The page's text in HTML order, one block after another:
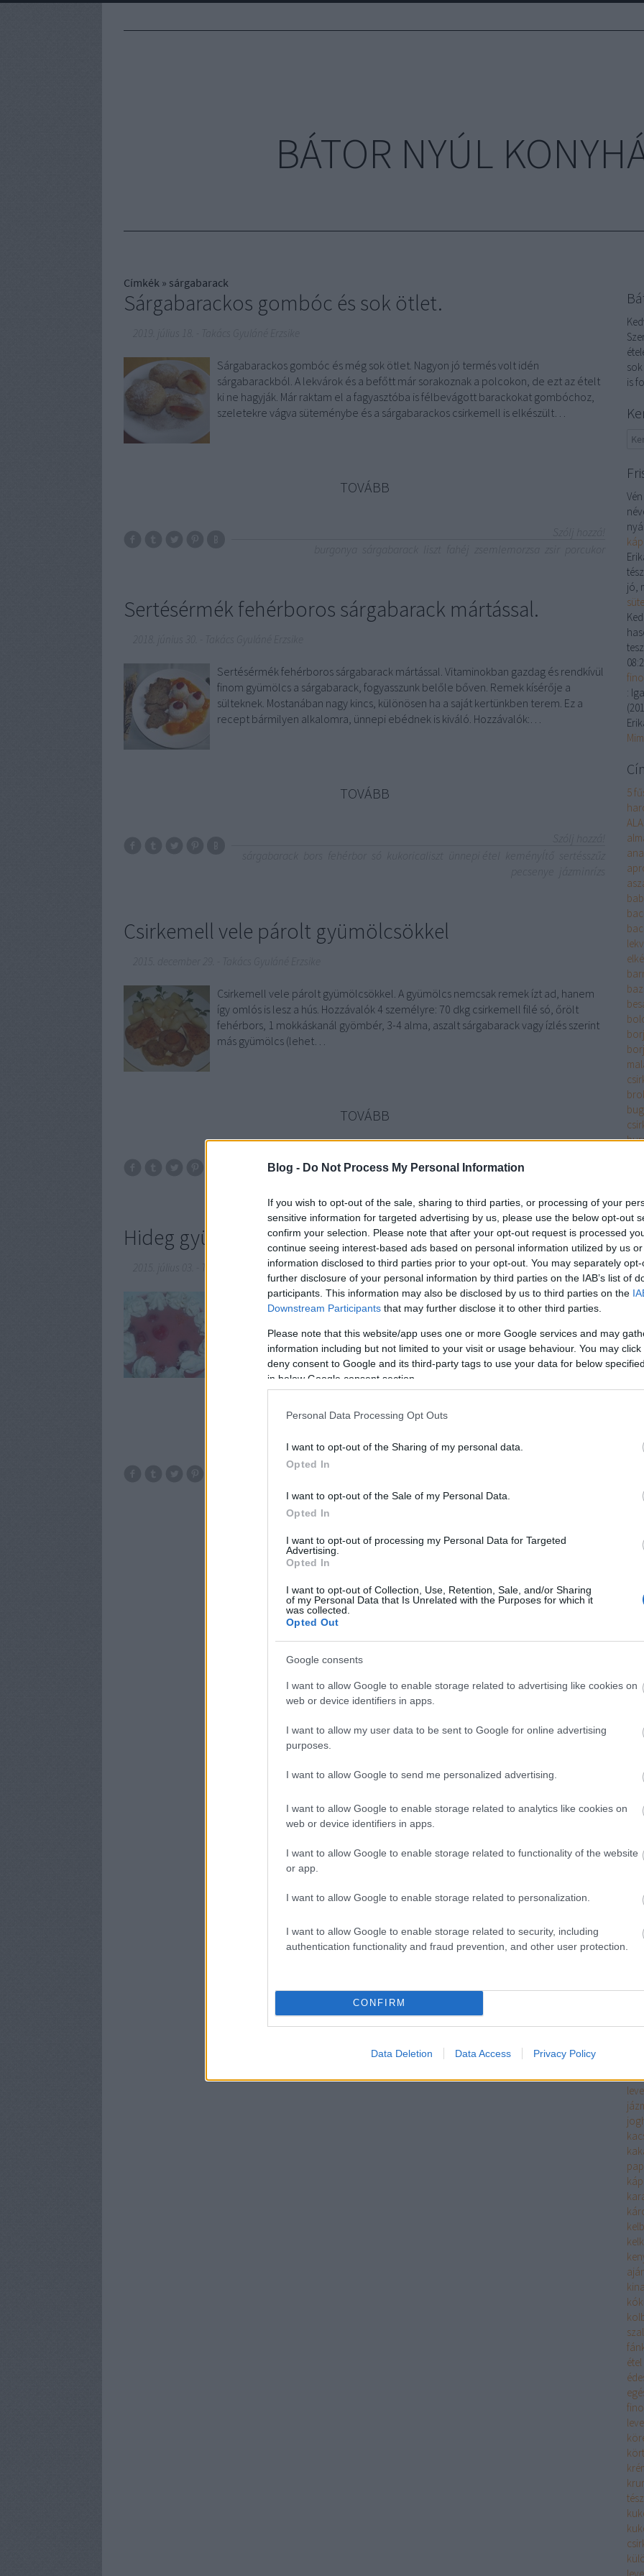
Blog - Do Not Process My Personal Information
If you wish to opt-out of the sale, sharing to third parties, or processing of your
sensitive information for targeted advertising by us, please use the below opt-out
confirm your selection. Please note that after your opt-out request is processed
continue seeing interest-based ads based on personal information utilized by us
information disclosed to third parties prior to your opt-out. You may separately
further disclosure of your personal information by third parties on the IAB’s list of
participants. This information may also be disclosed by us to third parties on the
Downstream Participants that may further disclose it to other third parties.
Please note that this website/app uses one or more Google services and may
information including but not limited to your visit or usage behaviour. You may
deny consent to Google and its third-party tags to use your data for below
in below Google consent section.
Personal Data Processing Opt Outs
I want to opt-out of the Sharing of my personal data.
Opted In
I want to opt-out of the Sale of my Personal Data.
Opted In
I want to opt-out of processing my Personal Data for Targeted
Advertising.
Opted In
I want to opt-out of Collection, Use, Retention, Sale, and/or Sharing
of my Personal Data that Is Unrelated with the Purposes for which it
was collected.
Opted Out
Google consents
I want to allow Google to enable storage related to advertising like cookies on
web or device identifiers in apps.
I want to allow my user data to be sent to Google for online advertising
purposes.
I want to allow Google to send me personalized advertising.
I want to allow Google to enable storage related to analytics like cookies on
web or device identifiers in apps.
I want to allow Google to enable storage related to functionality of the website
or app.
I want to allow Google to enable storage related to personalization.
I want to allow Google to enable storage related to security, including
authentication functionality and fraud prevention, and other user protection.
CONFIRM
Data Deletion Data Access Privacy Policy
BÁTOR NYÚL
Címkék » sárgabarack
Sárgabarackos gombóc és sok ötlet.
Sárgabarackos gombóc és még sok ötlet. Nagyon jó termés volt idén
sárgabarackból. A lekvárok és a befőtt már sorakoznak a polcokon, de ezt az ételt
ki ne hagyják. Már raktam el a fagyasztóba is félbevágott barackokat gombóchoz,
szeletekre vágva süteménybe és a sárgabarackos csirkemell is elkészült…
TOVÁBB
Sertésérmék fehérboros sárgabarack mártással.
Sertésérmék fehérboros sárgabarack mártással. Vitaminokban gazdag és rendkívül
finom gyümölcs a sárgabarack, fogyasszunk belőle bőven. Remek kísérője a
sülteknek. Mostanában nagy kincs, különösen ha a saját kertünkben terem. Ez a
recept bármilyen alkalomra, ünnepi ebédnek is kiváló. Hozzávalók:…
TOVÁBB
Csirkemell vele párolt gyümölcsökkel
Csirkemell vele párolt gyümölcsökkel. A gyümölcs nemcsak remek ízt ad, hanem
így omlós is lesz a hús. Hozzávalók 4 személyre: 70 dkg csirkemell filé só, őrölt
fehérbors, 1 mokkáskanál gyömbér, 3-4 alma, aszalt sárgabarack vagy ízlés szerint
más gyümölcs (lehet…
TOVÁBB
sárgabarack csirkemell gyümölccsel
Hideg gyümölcsleves, a kihagyhatatlan.
Takács Gyuláné Erzsike
Hideg gyümölcsleves, a kihagyhatatlan! Hozzávalók: 30 dkg cseresznye, (magozva)
30 dkg meggy, (magozva) 20 dkg sárgabarack (befőtt, vagy fagyasztott is jó) fél
citrom leve és héja, 6-7 szegfűszeg, fél mokkáskanál fahéj, 3-4 evőkanál cukor, 2 dl
tejszín, 2 evőkanál…
TOVÁBB
is
jó,
:
(
5
filé
filé
az
étel